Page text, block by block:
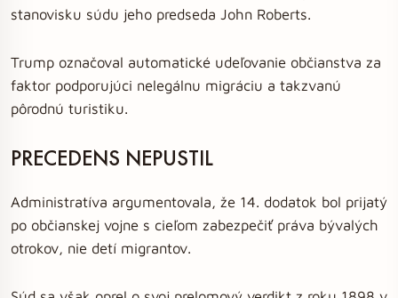
stanovisku súdu jeho predseda John Roberts.
Trump označoval automatické udeľovanie občianstva za
faktor podporujúci nelegálnu migráciu a takzvanú
pôrodnú turistiku.
PRECEDENS NEPUSTIL
Administratíva argumentovala, že 14. dodatok bol prijatý
po občianskej vojne s cieľom zabezpečiť práva bývalých
otrokov, nie detí migrantov.